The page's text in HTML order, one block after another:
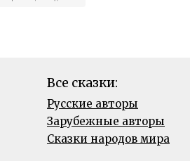
Все сказки:
Русские авторы
Зарубежные авторы
Сказки народов мира